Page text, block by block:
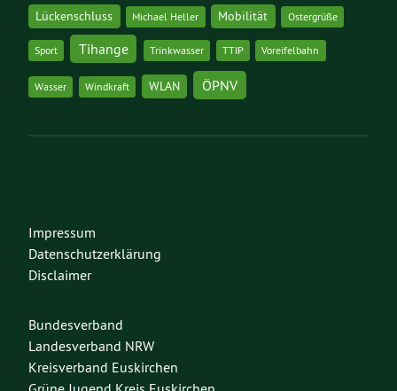
Lückenschluss Michael Heller Mobilität Ostergrüße
Sport Tihange Trinkwasser TTIP Voreifelbahn
Wasser Windkraft WLAN ÖPNV
Impressum
Datenschutzerklärung
Disclaimer
Bundesverband
Landesverband NRW
Kreisverband Euskirchen